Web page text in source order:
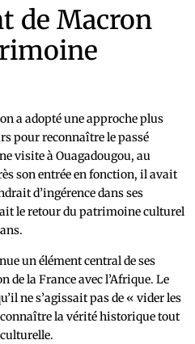
de Macron
a adopté une approche plus
pour reconnaître le passé
visite à Ouagadougou, au
son entrée en fonction, il avait
d’ingérence dans ses
le retour du patrimoine culturel
un élément central de ses
la France avec l’Afrique. Le
ne s’agissait pas de « vider les
la vérité historique tout